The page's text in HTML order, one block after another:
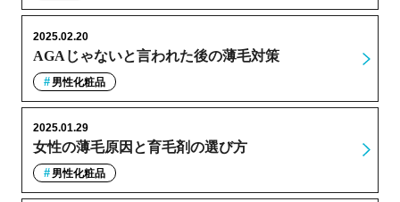
AGAじゃないと言われた後の薄毛対策
2025.02.20
男性化粧品
女性の薄毛原因と育毛剤の選び方
2025.01.29
男性化粧品